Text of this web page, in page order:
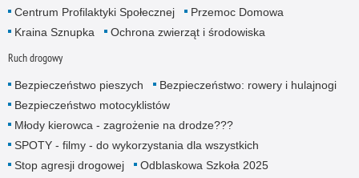
Centrum Profilaktyki Społecznej
Przemoc Domowa
Kraina Sznupka
Ochrona zwierząt i środowiska
Ruch drogowy
Bezpieczeństwo pieszych
Bezpieczeństwo: rowery i hulajnogi
Bezpieczeństwo motocyklistów
Młody kierowca - zagrożenie na drodze???
SPOTY - filmy - do wykorzystania dla wszystkich
Stop agresji drogowej
Odblaskowa Szkoła 2025